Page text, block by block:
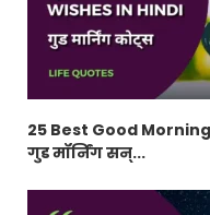
25 Best Good
गुड मॉर्निंग सन्...